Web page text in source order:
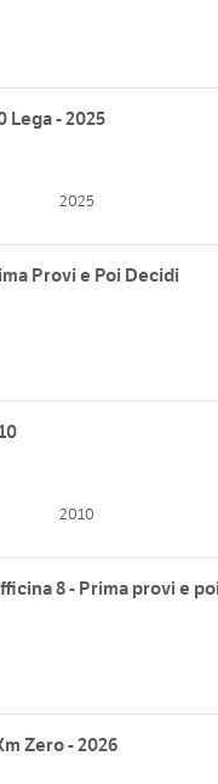
Lega - 2025
2025
Provi e Poi Decidi
2010
8 - Prima provi e
Zero - 2026